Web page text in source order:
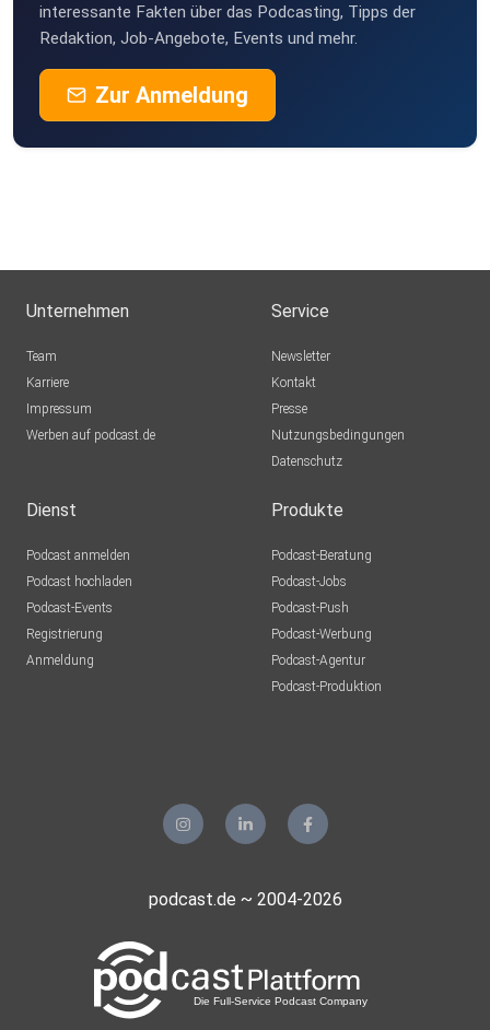
interessante Fakten über das Podcasting, Tipps der
Redaktion, Job-Angebote, Events und mehr.
Zur Anmeldung
Unternehmen
Team
Karriere
Impressum
Werben auf podcast.de
Service
Newsletter
Kontakt
Presse
Nutzungsbedingungen
Datenschutz
Dienst
Podcast anmelden
Podcast hochladen
Podcast-Events
Registrierung
Anmeldung
Produkte
Podcast-Beratung
Podcast-Jobs
Podcast-Push
Podcast-Werbung
Podcast-Agentur
Podcast-Produktion
podcast.de ~ 2004-2026